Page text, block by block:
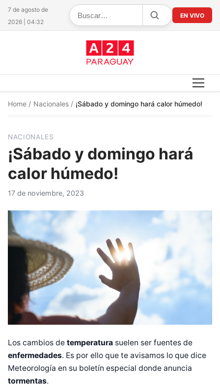
7 de agosto de
2026 | 04:32
EN VIVO
Home / Nacionales / ¡Sábado y domingo hará calor húmedo!
NACIONALES
¡Sábado y domingo hará
calor húmedo!
17 de noviembre, 2023
Los cambios de temperatura suelen ser fuentes de
enfermedades. Es por ello que te avisamos lo que dice
Meteorología en su boletín especial donde anuncia
tormentas.